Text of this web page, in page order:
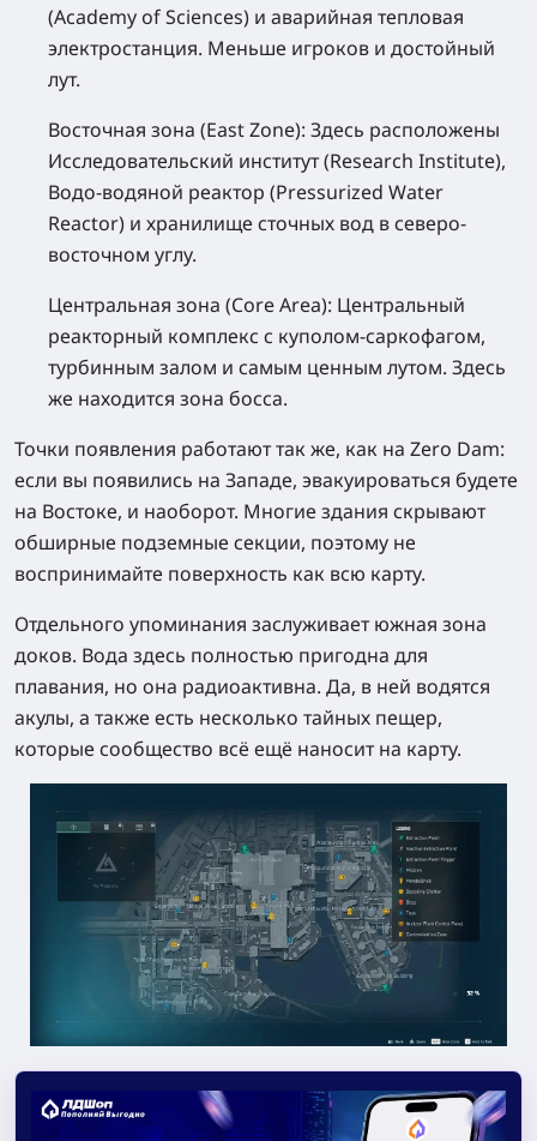
(Academy of Sciences) и аварийная тепловая
электростанция. Меньше игроков и достойный
лут.
Восточная зона (East Zone): Здесь расположены
Исследовательский институт (Research Institute),
Водо-водяной реактор (Pressurized Water
Reactor) и хранилище сточных вод в северо-
восточном углу.
Центральная зона (Core Area): Центральный
реакторный комплекс с куполом-саркофагом,
турбинным залом и самым ценным лутом. Здесь
же находится зона босса.
Точки появления работают так же, как на Zero Dam:
если вы появились на Западе, эвакуироваться будете
на Востоке, и наоборот. Многие здания скрывают
обширные подземные секции, поэтому не
воспринимайте поверхность как всю карту.
Отдельного упоминания заслуживает южная зона
доков. Вода здесь полностью пригодна для
плавания, но она радиоактивна. Да, в ней водятся
акулы, а также есть несколько тайных пещер,
которые сообщество всё ещё наносит на карту.